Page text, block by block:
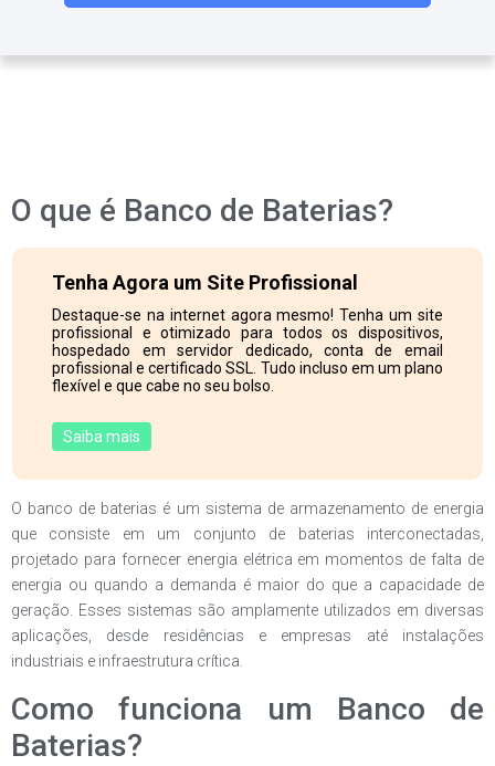
O que é Banco de Baterias?
Tenha Agora um Site Profissional
Destaque-se na internet agora mesmo! Tenha um site
profissional e otimizado para todos os dispositivos,
hospedado em servidor dedicado, conta de email
profissional e certificado SSL. Tudo incluso em um plano
flexível e que cabe no seu bolso.
Saiba mais
O banco de baterias é um sistema de armazenamento de energia
que consiste em um conjunto de baterias interconectadas,
projetado para fornecer energia elétrica em momentos de falta de
energia ou quando a demanda é maior do que a capacidade de
geração. Esses sistemas são amplamente utilizados em diversas
aplicações, desde residências e empresas até instalações
industriais e infraestrutura crítica.
Como funciona um Banco de
Baterias?